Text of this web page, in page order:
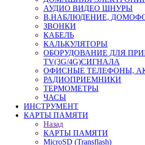
АУДИО ВИДЕО ШНУРЫ
В.НАБЛЮДЕНИЕ,
ЗВОНКИ
КАБЕЛЬ
КАЛЬКУЛЯТОРЫ
ОБОРУДОВАНИЕ ДЛЯ
TV(3G/4G)СИГНАЛА
ОФИСНЫЕ ТЕЛЕФОНЫ,
РАДИОПРИЕМНИКИ
ТЕРМОМЕТРЫ
ЧАСЫ
ИНСТРУМЕНТ
КАРТЫ ПАМЯТИ
Назад
КАРТЫ ПАМЯТИ
MicroSD (Transflash)